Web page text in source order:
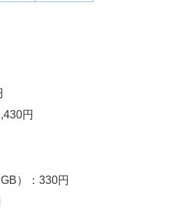
円
）：330円